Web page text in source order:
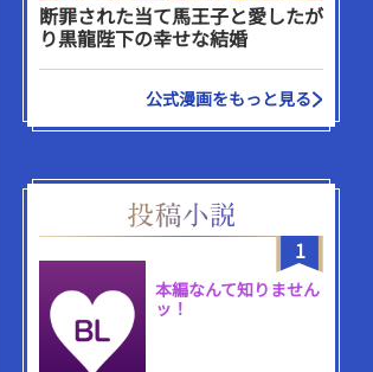
断罪された当て馬王子と愛したが
り黒龍陛下の幸せな結婚
公式漫画をもっと見る
1
本編なんて知りません
ッ！